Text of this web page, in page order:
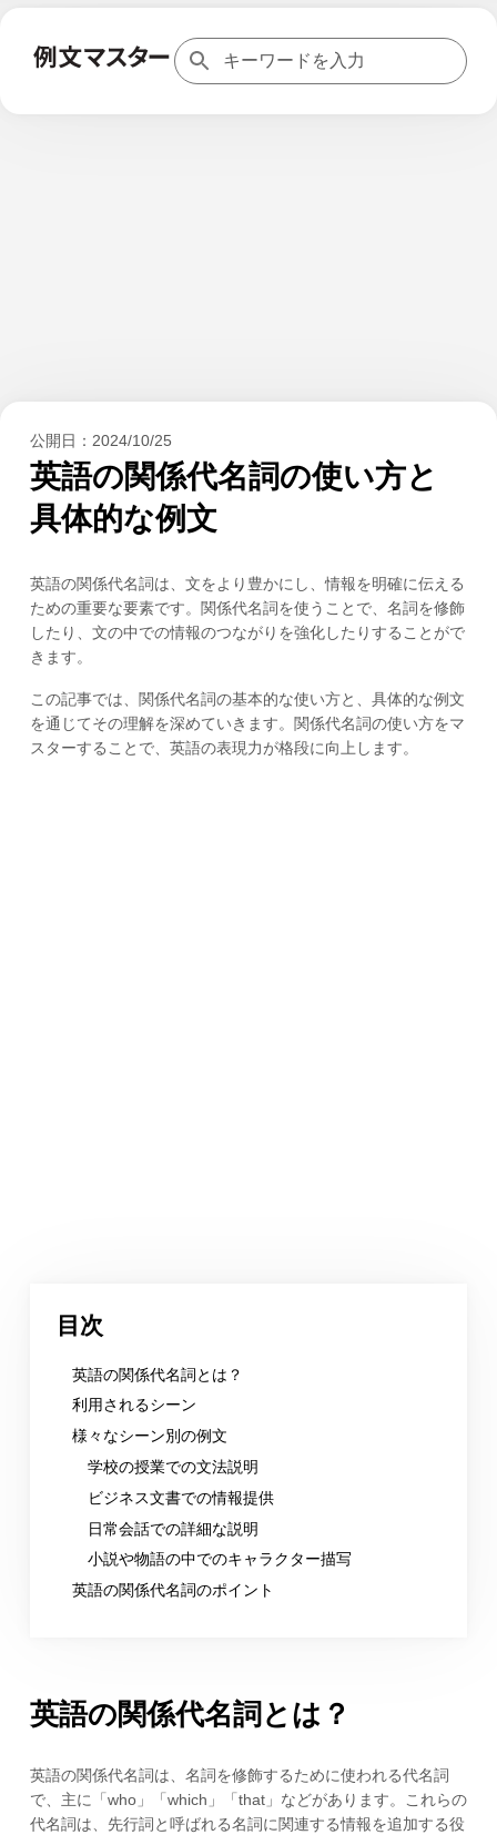
公開日： 2024/10/25
英語の関係代名詞の使い方と
具体的な例文
英語の関係代名詞は、文をより豊かにし、情報を明確に伝える
ための重要な要素です。関係代名詞を使うことで、名詞を修飾
したり、文の中での情報のつながりを強化したりすることがで
きます。
この記事では、関係代名詞の基本的な使い方と、具体的な例文
を通じてその理解を深めていきます。関係代名詞の使い方をマ
スターすることで、英語の表現力が格段に向上します。
目次
英語の関係代名詞とは？
利用されるシーン
様々なシーン別の例文
学校の授業での文法説明
ビジネス文書での情報提供
日常会話での詳細な説明
小説や物語の中でのキャラクター描写
英語の関係代名詞のポイント
英語の関係代名詞とは？
英語の関係代名詞は、名詞を修飾するために使われる代名詞
で、主に「who」「which」「that」などがあります。これらの
代名詞は、先行詞と呼ばれる名詞に関連する情報を追加する役